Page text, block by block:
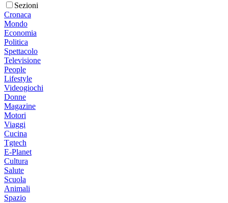
Sezioni
Cronaca
Mondo
Economia
Politica
Spettacolo
Televisione
People
Lifestyle
Videogiochi
Donne
Magazine
Motori
Viaggi
Cucina
Tgtech
E-Planet
Cultura
Salute
Scuola
Animali
Spazio